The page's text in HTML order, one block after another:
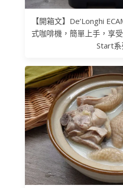
【開箱文】De’Longhi
式咖啡機，簡單上手，享
Start系